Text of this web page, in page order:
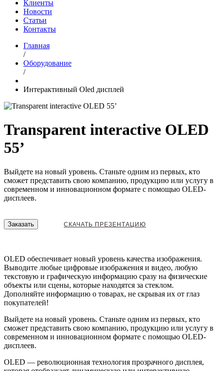
Клиенты
Новости
Статьи
Контакты
Главная
/
Оборудование
/
Интерактивный Oled дисплей
Transparent interactive OLED
55’
Выйдете на новый уровень. Станьте одним из первых, кто
сможет представить свою компанию, продукцию или услугу в
современном и инновационном формате с помощью OLED-
дисплеев.
Заказать CКАЧАТЬ ПРЕЗЕНТАЦИЮ
ОLED обеспечивает новый уровень качества изображения.
Выводите любые цифровые изображения и видео, любую
текстовую и графическую информацию сразу на физические
объекты или сцены, которые находятся за стеклом.
Дополняйте информацию о товарах, не скрывая их от глаз
покупателей!
Выйдете на новый уровень. Станьте одним из первых, кто
сможет представить свою компанию, продукцию или услугу в
современном и инновационном формате с помощью OLED-
дисплеев.
OLED — революционная технология прозрачного дисплея,